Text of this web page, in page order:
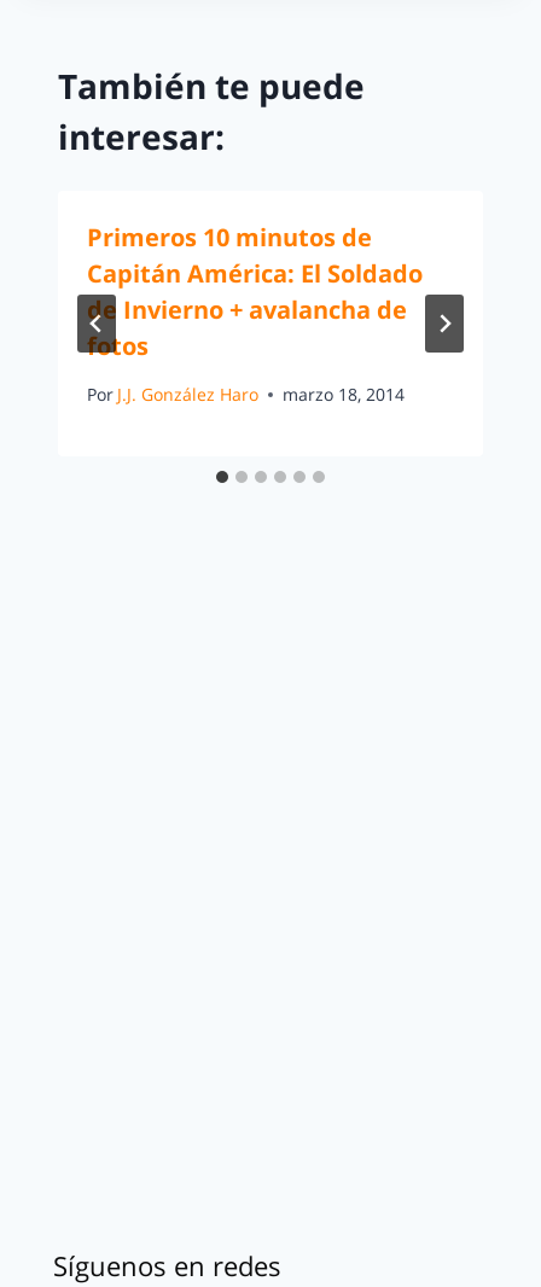
También te puede
interesar:
Primeros 10 minutos de
Capitán América: El Soldado
de Invierno + avalancha de
fotos
Por J.J. González Haro marzo 18, 2014
Síguenos en redes